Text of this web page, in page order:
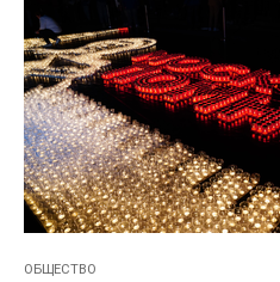
ОБЩЕСТВО